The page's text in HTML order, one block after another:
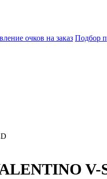
очков на заказ Подбор
V-